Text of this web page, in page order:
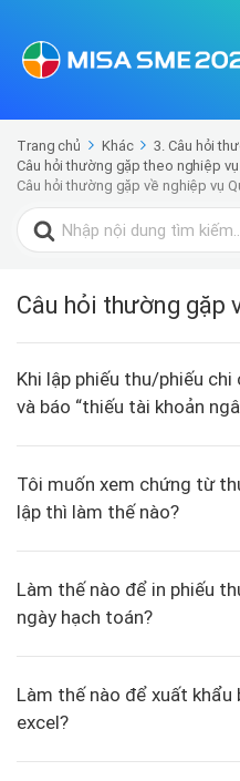
Trang chủ Khác
3. Câu hỏi
Câu hỏi thường gặp theo nghiệp vụ
Câu hỏi thường gặp về nghiệp vụ
Search
for:
Câu hỏi thường gặp
Khi lập phiếu thu/phiếu
và báo “thiếu tài khoản
Tôi muốn xem chứng từ
lập thì làm thế nào?
Làm thế nào để in phiếu
ngày hạch toán?
Làm thế nào để xuất
excel?